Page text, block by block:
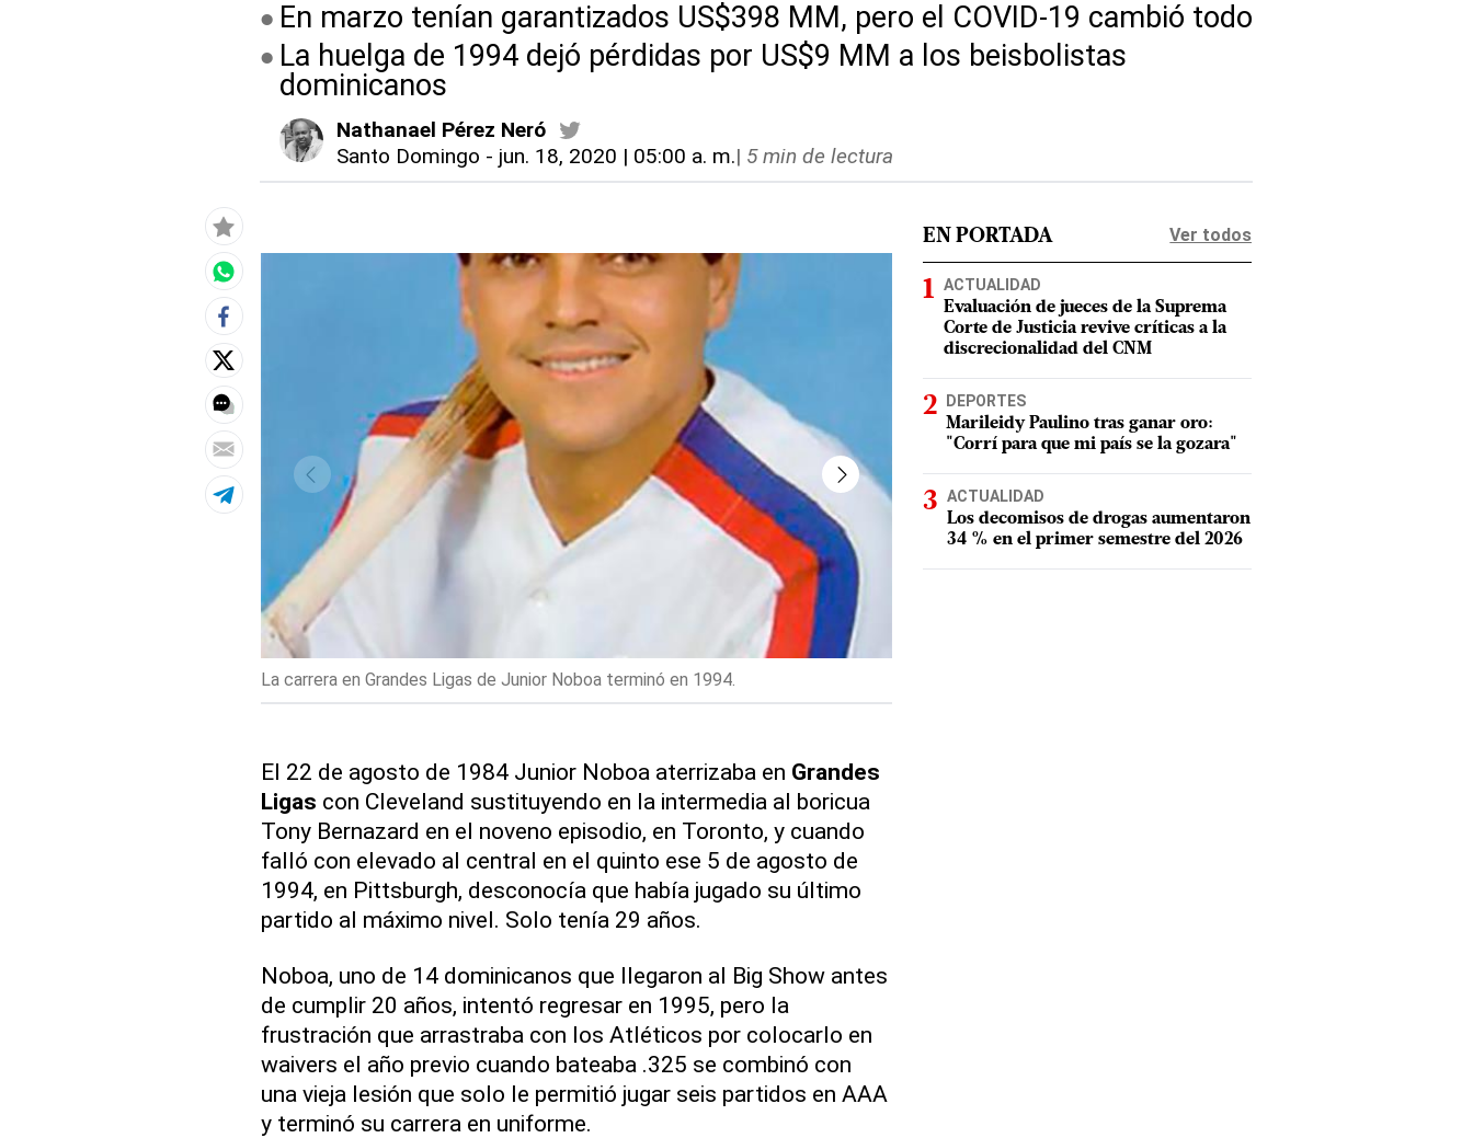
En marzo tenían garantizados US$398 MM, pero el COVID-19 cambió todo
La huelga de 1994 dejó pérdidas por US$9 MM a los beisbolistas
dominicanos
Nathanael Pérez Neró
Santo Domingo - jun. 18, 2020 | 05:00 a. m.| 5 min de lectura
La carrera en Grandes Ligas de Junior Noboa terminó en 1994.
El 22 de agosto de 1984 Junior Noboa aterrizaba en Grandes
Ligas con Cleveland sustituyendo en la intermedia al boricua
Tony Bernazard en el noveno episodio, en Toronto, y cuando
falló con elevado al central en el quinto ese 5 de agosto de
1994, en Pittsburgh, desconocía que había jugado su último
partido al máximo nivel. Solo tenía 29 años.
Noboa, uno de 14 dominicanos que llegaron al Big Show antes
de cumplir 20 años, intentó regresar en 1995, pero la
frustración que arrastraba con los Atléticos por colocarlo en
waivers el año previo cuando bateaba .325 se combinó con
una vieja lesión que solo le permitió jugar seis partidos en AAA
y terminó su carrera en uniforme.
EN PORTADA Ver todos
ACTUALIDAD
Evaluación de jueces de la Suprema
Corte de Justicia revive críticas a la
discrecionalidad del CNM
DEPORTES
Marileidy Paulino tras ganar oro:
"Corrí para que mi país se la gozara"
ACTUALIDAD
Los decomisos de drogas aumentaron
34 % en el primer semestre del 2026